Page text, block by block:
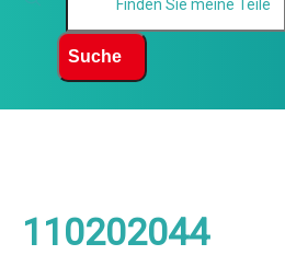
Suche
110202044